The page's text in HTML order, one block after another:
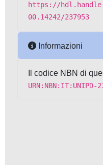
https://
00.14242/237953
Informazioni
Il codice NBN di
URN:NBN:IT:UNIPD-